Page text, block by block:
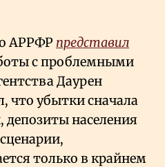
АРРФР представил
с проблемными
Даурен
что убытки сначала
населения
только в крайнем